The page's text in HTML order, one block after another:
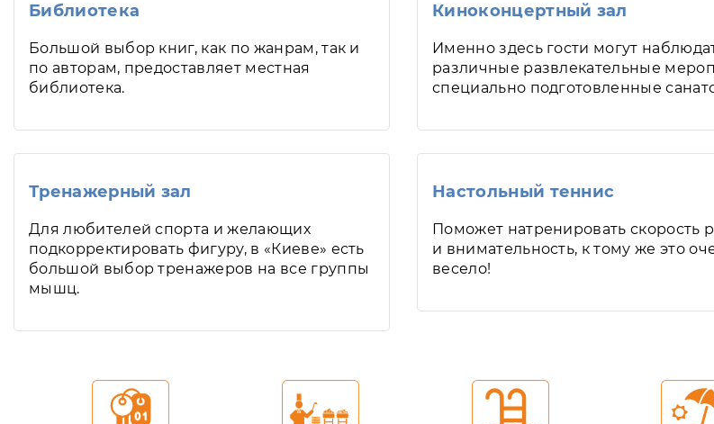
Библиотека
Большой выбор книг, как по жанрам, так и
по авторам, предоставляет местная
библиотека.
Киноконцертный зал
Именно здесь гости могут
различные развлекательные
специально подготовленные
Тренажерный зал
Для любителей спорта и желающих
подкорректировать фигуру, в «Киеве» есть
большой выбор тренажеров на все группы
мышц.
Настольный теннис
Поможет натренировать скорость
и внимательность, к тому же это
весело!